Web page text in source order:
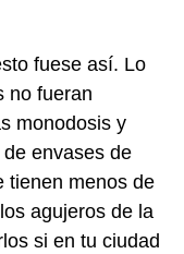
fuese así. Lo
no fueran
monodosis y
envases de
tienen menos de
agujeros de la
si en tu ciudad